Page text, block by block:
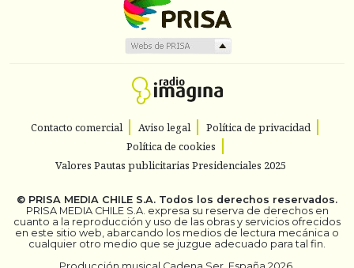
Contacto comercial Aviso legal
Política de privacidad
Política de cookies
Valores Pautas publicitarias Presidenciales 2025
© PRISA MEDIA CHILE S.A. Todos los derechos reservados.
PRISA MEDIA CHILE S.A. expresa su reserva de derechos en
cuanto a la reproducción y uso de las obras y servicios ofrecidos
en este sitio web, abarcando los medios de lectura mecánica o
cualquier otro medio que se juzgue adecuado para tal fin.